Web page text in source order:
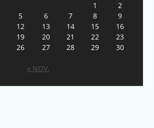
1
2
5 6 7 8
9
12 13 14 15
16
19 20 21 22
23
26 27 28 29
30
« NOV.